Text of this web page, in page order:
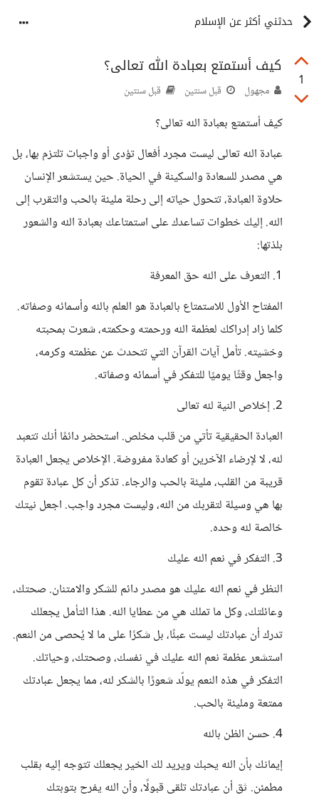
حدثني أكثر عن الإسلام
1
كيف أستمتع بعبادة الله تعالى؟
مجهول قبل سنتين قبل سنتين
كيف أستمتع بعبادة الله تعالى؟
عبادة الله تعالى ليست مجرد أفعال تؤدى أو واجبات تلتزم بها، بل
هي مصدر للسعادة والسكينة في الحياة. حين يستشعر الإنسان
حلاوة العبادة، تتحول حياته إلى رحلة مليئة بالحب والتقرب إلى
الله. إليك خطوات تساعدك على استمتاعك بعبادة الله والشعور
بلذتها:
1. التعرف على الله حق المعرفة
المفتاح الأول للاستمتاع بالعبادة هو العلم بالله وأسمائه وصفاته.
كلما زاد إدراكك لعظمة الله ورحمته وحكمته، شعرت بمحبته
وخشيته. تأمل آيات القرآن التي تتحدث عن عظمته وكرمه،
واجعل وقتًا يوميًا للتفكر في أسمائه وصفاته.
2. إخلاص النية لله تعالى
العبادة الحقيقية تأتي من قلب مخلص. استحضر دائمًا أنك تتعبد
لله، لا لإرضاء الآخرين أو كعادة مفروضة. الإخلاص يجعل العبادة
قريبة من القلب، مليئة بالحب والرجاء. تذكر أن كل عبادة تقوم
بها هي وسيلة لتقربك من الله، وليست مجرد واجب. اجعل نيتك
خالصة لله وحده.
3. التفكر في نعم الله عليك
النظر في نعم الله عليك هو مصدر دائم للشكر والامتنان. صحتك،
وعائلتك، وكل ما تملك هي من عطايا الله. هذا التأمل يجعلك
تدرك أن عبادتك ليست عبئًا، بل شكرًا على ما لا يُحصى من النعم.
استشعر عظمة نعم الله عليك في نفسك، وصحتك، وحياتك.
التفكر في هذه النعم يولّد شعورًا بالشكر لله، مما يجعل عبادتك
ممتعة ومليئة بالحب.
4. حسن الظن بالله
إيمانك بأن الله يحبك ويريد لك الخير يجعلك تتوجه إليه بقلب
مطمئن. ثق أن عبادتك تلقى قبولًا، وأن الله يفرح بتوبتك